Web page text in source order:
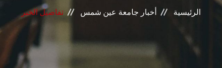
المراكز والوحدات
الأنظمة الذكية
الإعلام
الرئيسية أخبار جامعة عين شمس تفاصيل الخبر